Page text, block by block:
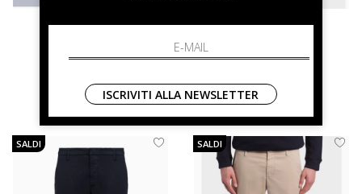
32 34 35 36 38 32 33 34 35 36
SALDI SALDI
ISCRIVITI ALLA NEWSLETTER